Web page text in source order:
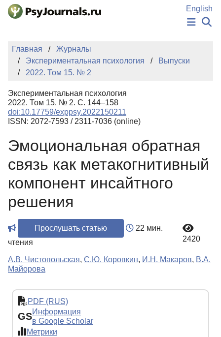
Перейти к основному содержанию
English
НОВОСТИ
КЛЮЧЕВЫЕ СЛОВА
Регистрация
Главная
Журналы
Экспериментальная психология
Выпуски
2022. Том 15. № 2
Экспериментальная психология
2022. Том 15. № 2. С. 144–158
doi:10.17759/exppsy.2022150211
ISSN: 2072-7593 / 2311-7036 (online)
Эмоциональная обратная
связь как метакогнитивный
компонент инсайтного
решения
Прослушать статью
22 мин.
чтения
2420
А.В. Чистопольская, С.Ю. Коровкин, И.Н. Макаров, В.А.
Майорова
PDF (RUS)
GSИнформация
в Google Scholar
Метрики